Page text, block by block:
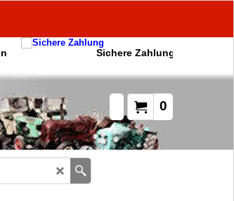
Sichere Zahlung
0